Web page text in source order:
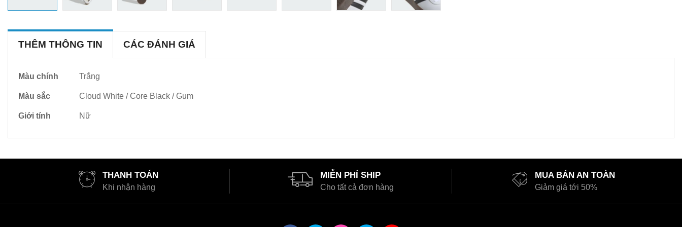
THÊM THÔNG TIN CÁC ĐÁNH GIÁ
Thêm
tin
Màu chính Trắng
Màu sắc Cloud White / Core Black / Gum
Giới tính Nữ
THANH TOÁN
Khi nhận hàng
MIỄN PHÍ SHIP
Cho tất cả đơn hàng
MUA BÁN AN TOÀN
Giảm giá tới 50%